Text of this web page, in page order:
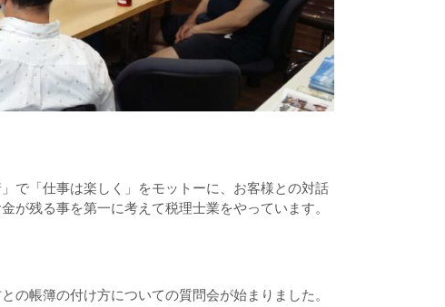
で「仕事は楽しく」をモットーに、お客様との対話
が残る事を第一に考えて税理士業をやっています。
の帳簿の付け方についての質問会が始まりました。